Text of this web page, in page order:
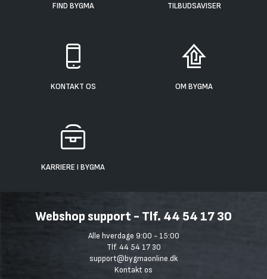
FIND BYGMA TILBUDSAVISER
KONTAKT OS OM BYGMA
KARRIERE I BYGMA
Webshop support - Tlf. 44 54 17 30
Alle hverdage 9:00 - 15:00
Tlf. 44 54 17 30
support@bygmaonline.dk
Kontakt os